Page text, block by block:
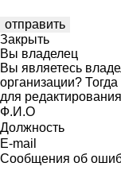
Закрыть
Вы владелец
Вы являетесь
организации?
для
Ф.И.О
Должность
E-mail
Сообщения об